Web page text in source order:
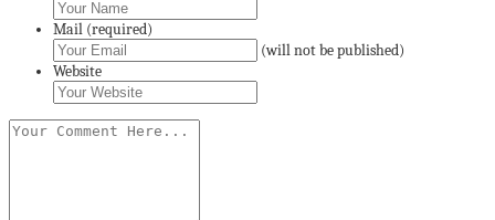
Mail (required)
(will not be published)
Website